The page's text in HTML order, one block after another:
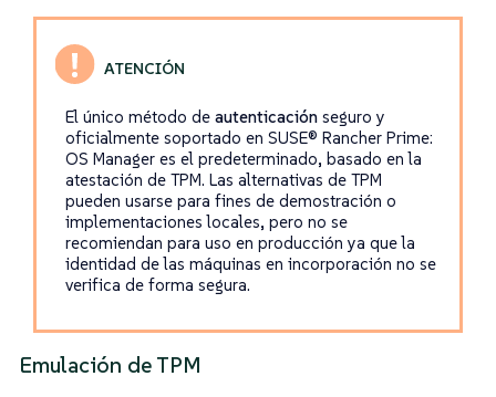
El único método de autenticaciónseguro y
oficialmente soportado en SUSE® Rancher Prime:
OS Manager es el predeterminado, basado en la
atestación de TPM. Las alternativas de TPM
pueden usarse para fines de demostración o
implementaciones locales, pero no se
recomiendan para uso en producción ya que la
identidad de las máquinas en incorporación no se
verifica de forma segura.
Emulación de TPM